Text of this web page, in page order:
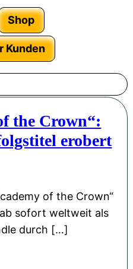
Shop
Kunden
the Crown“:
erobert
of the Crown“
sofort weltweit als
durch […]